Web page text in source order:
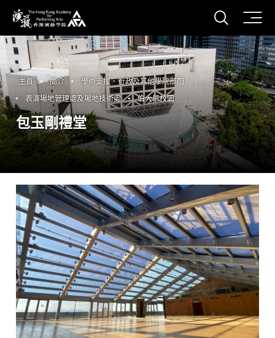
香港演藝學院
打開
主頁 簡介
學術支援、行政及其他學院部門
表演場地管理處及場地技術處
伯大尼校園
包玉剛禮堂